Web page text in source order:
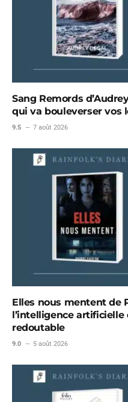
Sang Remords
qui va bouleverser vos
9.5 7 août 2026
Elles nous mentent de
l’intelligence
redoutable
9.0 5 août 2026